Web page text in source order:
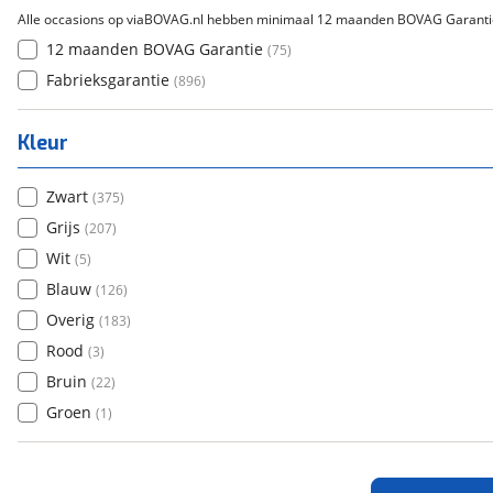
Alle occasions op viaBOVAG.nl hebben minimaal 12 maanden BOVAG
12 maanden BOVAG Garantie (75)
Fabrieksgarantie (896)
Kleur
Zwart (375)
Grijs (207)
Wit (5)
Blauw (126)
Overig (183)
Rood (3)
Bruin (22)
Groen (1)